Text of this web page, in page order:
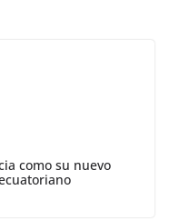
como su nuevo